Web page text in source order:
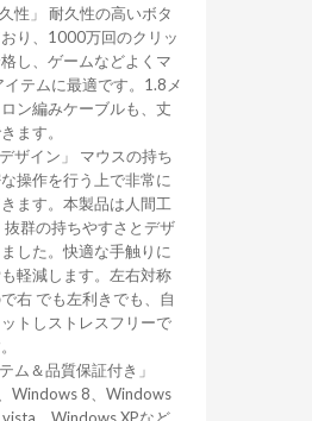
性」 耐久性の高いボタ
り、1000万回のクリッ
し、ゲームなどよくマ
イテムに最適です。1.8メ
ン編みケーブルも、丈
ます。
ザイン」 マウスの持ち
操作を行う上で非常に
ます。本製品は人間工
抜群の持ちやすさとデザ
した。快適な手触りに
軽減します。左右対称
右 でも左利きでも、自
トしストレスフリーで
ム＆品質保証付き」
Windows 8、Windows